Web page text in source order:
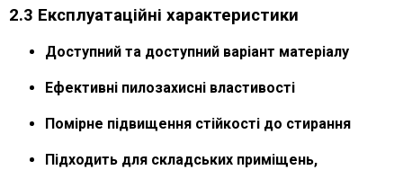
2.3 Експлуатаційні характеристики
Доступний та доступний варіант матеріалу
Ефективні пилозахисні властивості
Помірне підвищення стійкості до стирання
Підходить для складських приміщень,